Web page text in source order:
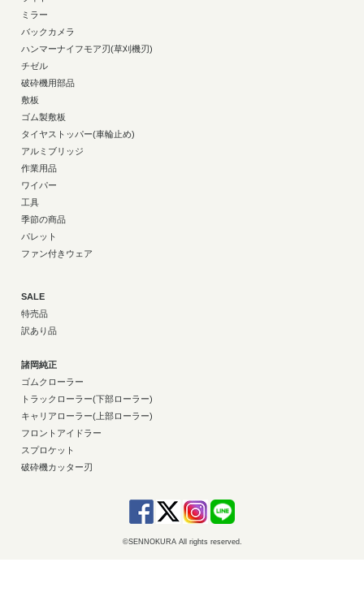
ミラー
バックカメラ
ハンマーナイフモア刃(草刈機刃)
チゼル
破砕機用部品
敷板
ゴム製敷板
タイヤストッパー(車輪止め)
アルミブリッジ
作業用品
ワイパー
工具
季節の商品
パレット
ファン付きウェア
SALE
特売品
訳あり品
諸岡純正
ゴムクローラー
トラックローラー(下部ローラー)
キャリアローラー(上部ローラー)
フロントアイドラー
スプロケット
破砕機カッター刃
©SENNOKURA All rights reserved.